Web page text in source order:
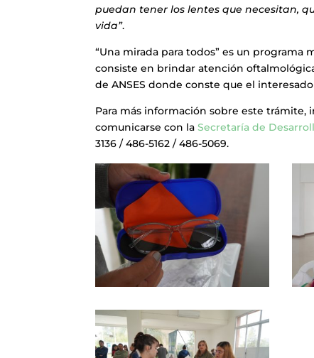
puedan tener los lentes que necesitan,
vida”.
“Una mirada para todos” es un programa
consiste en brindar atención
de ANSES donde conste que el
Para más información sobre este trámite,
comunicarse con laSecretaría de
3136 / 486-5162 / 486-5069.